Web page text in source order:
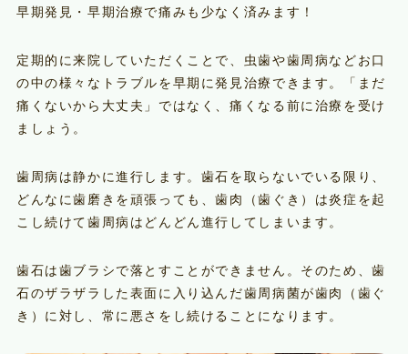
早期発見・早期治療で痛みも少なく済みます！
定期的に来院していただくことで、虫歯や歯周病などお口
の中の様々なトラブルを早期に発見治療できます。「まだ
痛くないから大丈夫」ではなく、痛くなる前に治療を受け
ましょう。
歯周病は静かに進行します。歯石を取らないでいる限り、
どんなに歯磨きを頑張っても、歯肉（歯ぐき）は炎症を起
こし続けて歯周病はどんどん進行してしまいます。
歯石は歯ブラシで落とすことができません。そのため、歯
石のザラザラした表面に入り込んだ歯周病菌が歯肉（歯ぐ
き）に対し、常に悪さをし続けることになります。